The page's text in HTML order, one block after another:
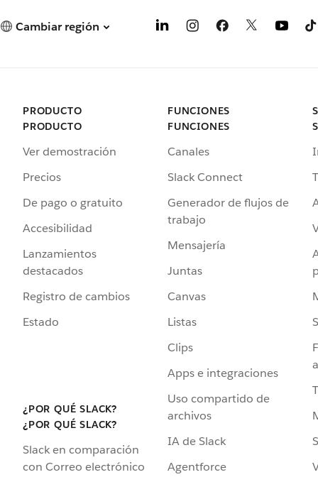
Cambiar región
PRODUCTO
PRODUCTO
Ver demostración
Precios
De pago o gratuito
Accesibilidad
Lanzamientos
destacados
Registro de cambios
Estado
¿POR QUÉ SLACK?
¿POR QUÉ SLACK?
Slack en comparación
con Correo electrónico
FUNCIONES
FUNCIONES
Canales
Slack Connect
Generador de flujos de
trabajo
Mensajería
Juntas
Canvas
Listas
Clips
Apps e integraciones
Uso compartido de
archivos
IA de Slack
Agentforce